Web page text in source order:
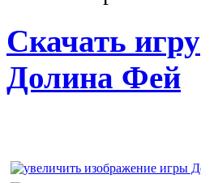
Скачать игру
Долина Фей